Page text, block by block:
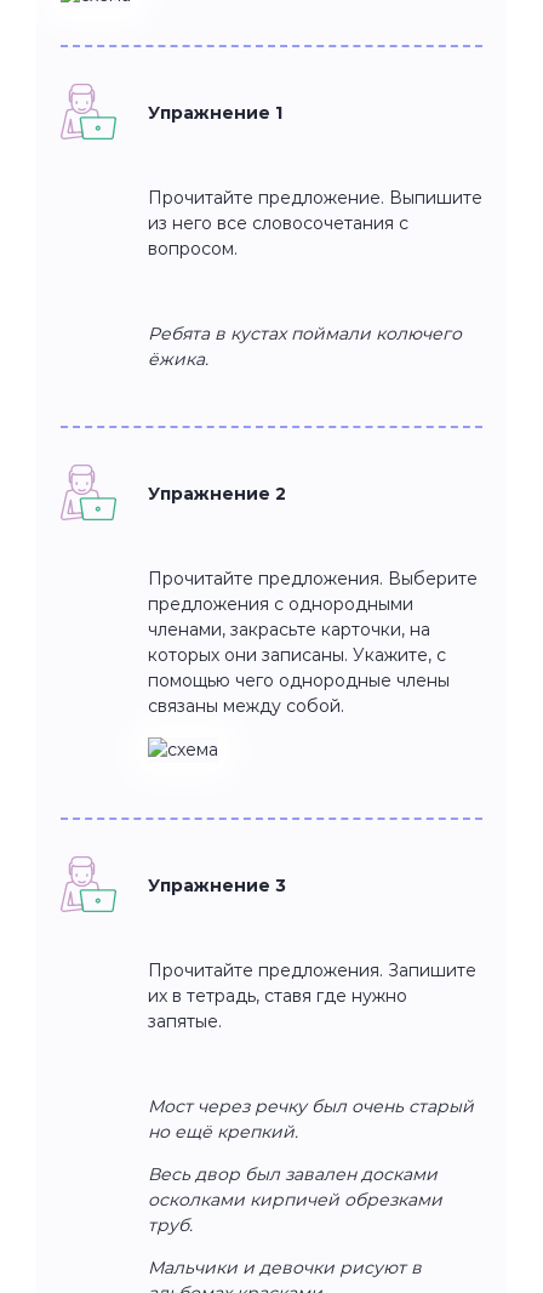
Упражнение 1
Прочитайте предложение. Выпишите
из него все словосочетания с
вопросом.
Ребята в кустах поймали колючего
ёжика.
Упражнение 2
Прочитайте предложения. Выберите
предложения с однородными
членами, закрасьте карточки, на
которых они записаны. Укажите, с
помощью чего однородные члены
связаны между собой.
Упражнение 3
Прочитайте предложения. Запишите
их в тетрадь, ставя где нужно
запятые.
Мост через речку был очень старый
но ещё крепкий.
Весь двор был завален досками
осколками кирпичей обрезками
труб.
Мальчики и девочки рисуют в